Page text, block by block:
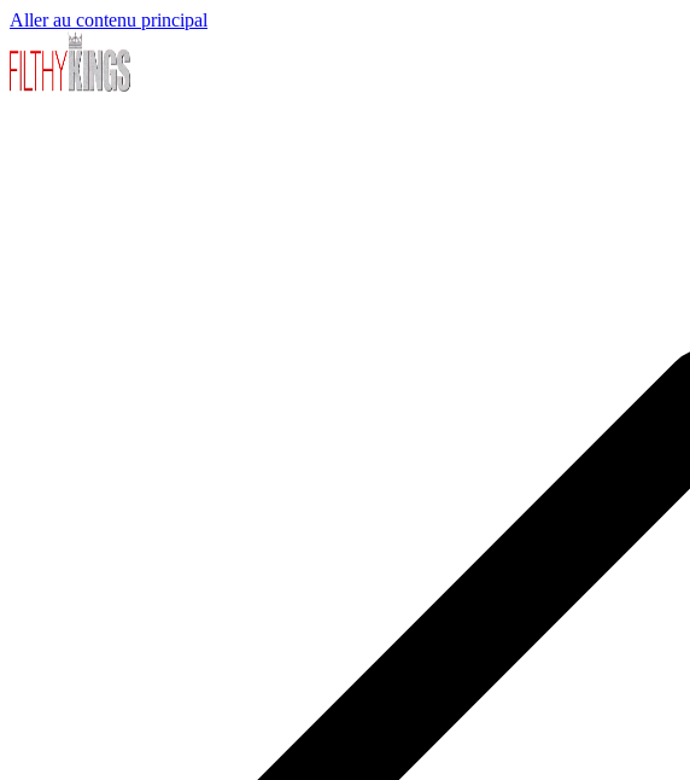
Aller au contenu principal